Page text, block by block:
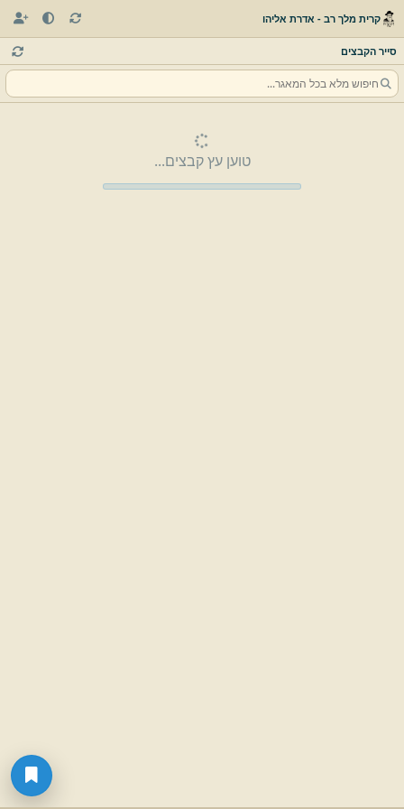
קרית מלך רב - אדרת אליהו
סייר הקבצים
טוען עץ קבצים...